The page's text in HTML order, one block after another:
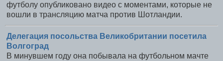
футболу опубликовано видео с моментами, которые не
вошли в трансляцию матча против Шотландии.
Делегация посольства Великобритании посетила
Волгоград
В минувшем году она побывала на футбольном мачте